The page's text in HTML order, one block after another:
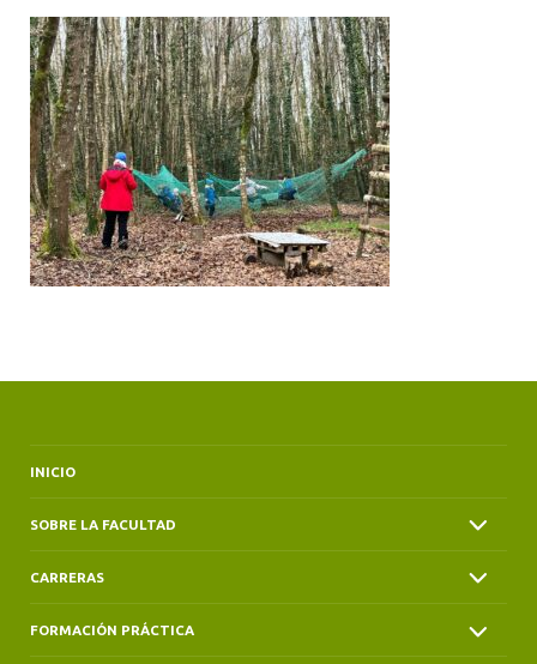
VINCULACIÓN CON EL MEDIO
ALUMNI
INICIO
SOBRE LA FACULTAD
CARRERAS
FORMACIÓN PRÁCTICA